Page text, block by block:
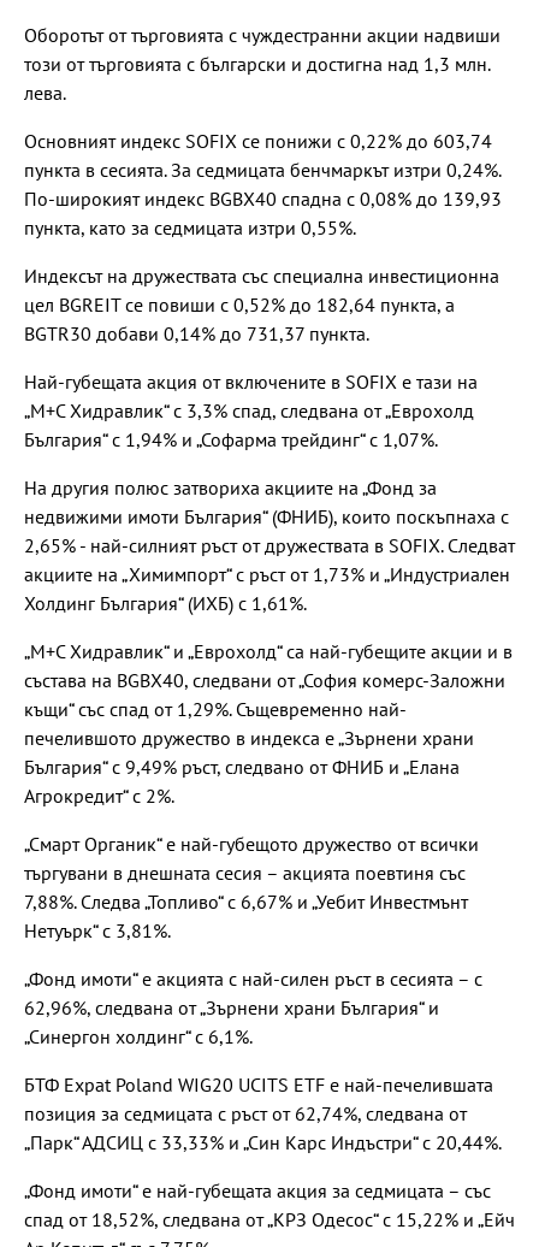
Оборотът от търговията с чуждестранни акции надвиши
този от търговията с български и достигна над 1,3 млн.
лева.
Основният индекс SOFIX се понижи с 0,22% до 603,74
пункта в сесията. За седмицата бенчмаркът изтри 0,24%.
По-широкият индекс BGBX40 спадна с 0,08% до 139,93
пункта, като за седмицата изтри 0,55%.
Индексът на дружествата със специална инвестиционна
цел BGREIT се повиши с 0,52% до 182,64 пункта, а
BGTR30 добави 0,14% до 731,37 пункта.
Най-губещата акция от включените в SOFIX е тази на
„М+С Хидравлик“ с 3,3% спад, следвана от „Еврохолд
България“ с 1,94% и „Софарма трейдинг“ с 1,07%.
На другия полюс затвориха акциите на „Фонд за
недвижими имоти България“ (ФНИБ), които поскъпнаха с
2,65% - най-силният ръст от дружествата в SOFIX. Следват
акциите на „Химимпорт“ с ръст от 1,73% и „Индустриален
Холдинг България“ (ИХБ) с 1,61%.
„М+С Хидравлик“ и „Еврохолд“ са най-губещите акции и в
състава на BGBX40, следвани от „София комерс-Заложни
къщи“ със спад от 1,29%. Същевременно най-
печелившото дружество в индекса е „Зърнени храни
България“ с 9,49% ръст, следвано от ФНИБ и „Елана
Агрокредит“ с 2%.
„Смарт Органик“ е най-губещото дружество от всички
търгувани в днешната сесия – акцията поевтиня със
7,88%. Следва „Топливо“ с 6,67% и „Уебит Инвестмънт
Нетуърк“ с 3,81%.
„Фонд имоти“ е акцията с най-силен ръст в сесията – с
62,96%, следвана от „Зърнени храни България“ и
„Синергон холдинг“ с 6,1%.
БТФ Expat Poland WIG20 UCITS ETF е най-печелившата
позиция за седмицата с ръст от 62,74%, следвана от
„Парк“ АДСИЦ с 33,33% и „Син Карс Индъстри“ с 20,44%.
„Фонд имоти“ е най-губещата акция за седмицата – със
спад от 18,52%, следвана от „КРЗ Одесос“ с 15,22% и „Ейч